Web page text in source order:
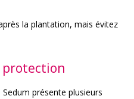
la plantation, mais évitez
protection
présente plusieurs